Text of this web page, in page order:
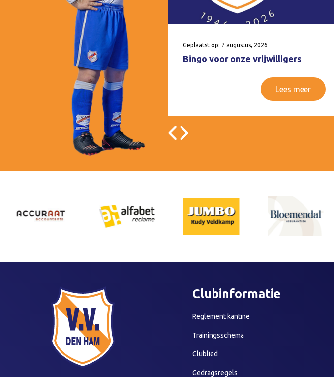
Geplaatst op: 7 augustus, 2026
Bingo voor onze vrijwilligers
Lees meer
Clubinformatie
Reglement kantine
Trainingsschema
Clublied
Gedragsregels